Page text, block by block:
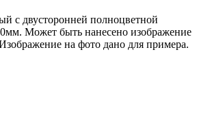
с двусторонней полноцветной
Может быть нанесено изображение
на фото дано для примера.